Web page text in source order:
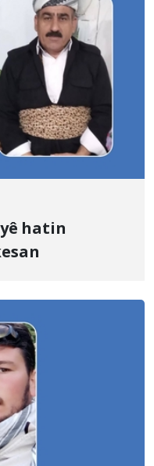
hatin